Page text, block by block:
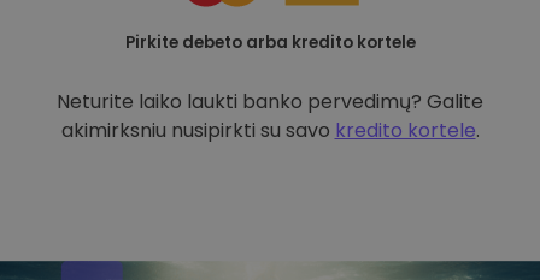
Pirkite debeto arba kredito kortele
Neturite laiko laukti banko pervedimų? Galite
akimirksniu nusipirkti su savo kredito kortele.